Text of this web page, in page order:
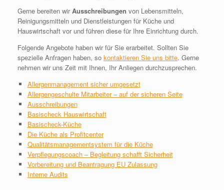
Gerne bereiten wirAusschreibungen von Lebensmitteln,
Reinigungsmitteln und Dienstleistungen für Küche und
Hauswirtschaft vor und führen diese für Ihre Einrichtung durch.
Folgende Angebote haben wir für Sie erarbeitet. Sollten Sie
spezielle Anfragen haben, so kontaktieren Sie uns bitte. Gerne
nehmen wir uns Zeit mit Ihnen, Ihr Anliegen durchzusprechen.
Allergenmanagement sicher umgesetzt
Allergengeschulte Mitarbeiter – auf der sicheren Seite
Ausschreibungen
Basischeck Hauswirtschaft
Basischeck-Küche
Die Küche als Profitcenter
Qualitätsmanagementsystem für die Küche
Verpflegungscoach – Begleitung schafft Sicherheit
Vorbereitung und Beantragung EU Zulassung
Interne Audits